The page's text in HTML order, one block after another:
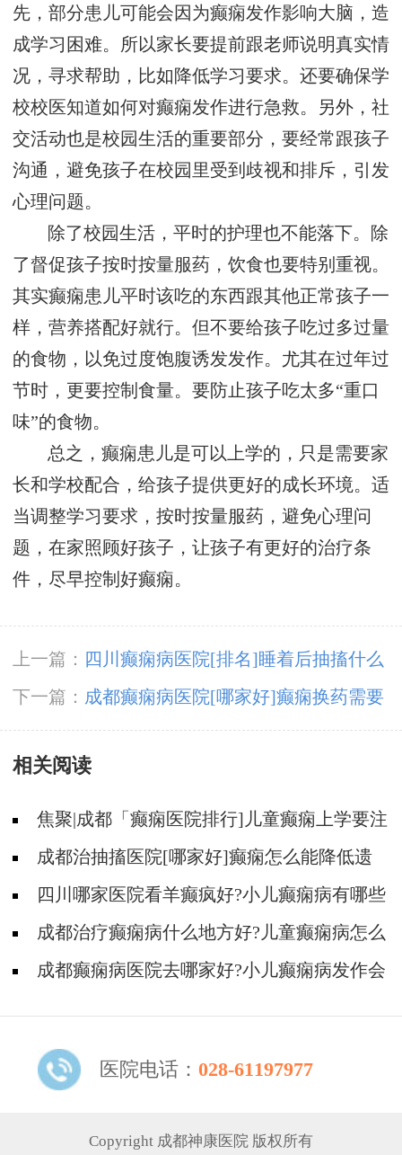
先，部分患儿可能会因为癫痫发作影响大脑，造
成学习困难。所以家长要提前跟老师说明真实情
况，寻求帮助，比如降低学习要求。还要确保学
校校医知道如何对癫痫发作进行急救。另外，社
交活动也是校园生活的重要部分，要经常跟孩子
沟通，避免孩子在校园里受到歧视和排斥，引发
心理问题。
除了校园生活，平时的护理也不能落下。除
了督促孩子按时按量服药，饮食也要特别重视。
其实癫痫患儿平时该吃的东西跟其他正常孩子一
样，营养搭配好就行。但不要给孩子吃过多过量
的食物，以免过度饱腹诱发发作。尤其在过年过
节时，更要控制食量。要防止孩子吃太多“重口
味”的食物。
总之，癫痫患儿是可以上学的，只是需要家
长和学校配合，给孩子提供更好的成长环境。适
当调整学习要求，按时按量服药，避免心理问
题，在家照顾好孩子，让孩子有更好的治疗条
件，尽早控制好癫痫。
上一篇：
四川癫痫病医院[排名]睡着后抽搐什么
原因?
下一篇： 成都癫痫病医院[哪家好]癫痫换药需要
注意什么?
相关阅读
焦聚|成都「癫痫医院排行]儿童癫痫上学要注
意什么?
成都治抽搐医院[哪家好]癫痫怎么能降低遗
传概率？
四川哪家医院看羊癫疯好?小儿癫痫病有哪些
治疗方法?
成都治疗癫痫病什么地方好?儿童癫痫病怎么
治疗的效果好?
成都癫痫病医院去哪家好?小儿癫痫病发作会
医院电话： 028-61197977
Copyright 成都神康医院 版权所有